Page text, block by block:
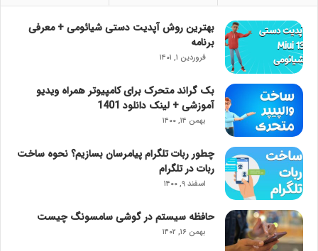
بهترین روش آپدیت دستی شیائومی + معرفی
برنامه
فروردین ۱, ۱۴۰۱
بک گراند متحرک برای کامپیوتر همراه ویدیو
آموزشی + لینک دانلود 1401
بهمن ۱۴, ۱۴۰۰
چطور ربات تلگرام پیامرسان بسازیم؟ نحوه ساخت
ربات در تلگرام
اسفند ۹, ۱۴۰۰
حافظه سیستم در گوشی سامسونگ چیست
بهمن ۱۶, ۱۴۰۲